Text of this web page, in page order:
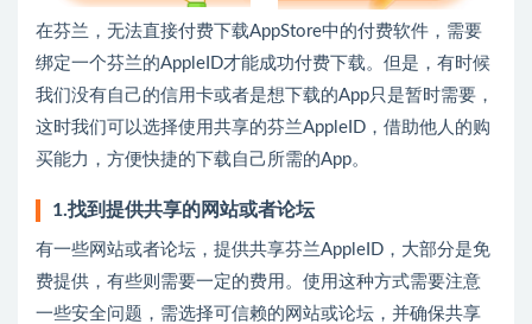
在芬兰，无法直接付费下载AppStore中的付费软件，需要
绑定一个芬兰的AppleID才能成功付费下载。但是，有时候
我们没有自己的信用卡或者是想下载的App只是暂时需要，
这时我们可以选择使用共享的芬兰AppleID，借助他人的购
买能力，方便快捷的下载自己所需的App。
1.找到提供共享的网站或者论坛
有一些网站或者论坛，提供共享芬兰AppleID，大部分是免
费提供，有些则需要一定的费用。使用这种方式需要注意
一些安全问题，需选择可信赖的网站或论坛，并确保共享